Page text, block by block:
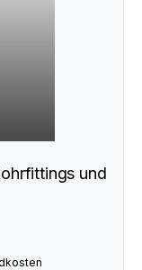
und